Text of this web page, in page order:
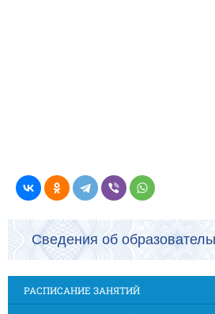
Сведения об
РАСПИСАНИЕ ЗАНЯТИЙ